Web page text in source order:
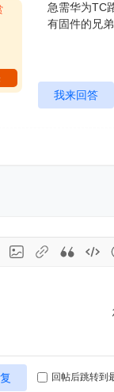
急需华为TC
有固件的兄
我来回答
回帖后跳转到